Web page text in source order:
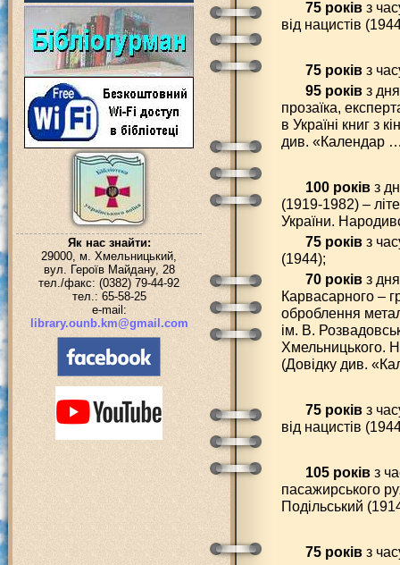
Як нас знайти:
29000, м. Хмельницький,
вул. Героїв Майдану, 28
тел./факс: (0382) 79-44-92
тел.: 65-58-25
e-mail:
library.ounb.km@gmail.com
75 роківз
від нацистів
75 роківз
95 роківз
прозаїка,
в Україні книг з
див. «Календар
100 роківз
(1919-1982) –
України.
75 роківз
(1944);
70 роківз
Карвасарного –
оброблення
ім. В.
Хмельницького.
(Довідку див.
75 роківз
від нацистів
105 роківз
пасажирського
Подільський
75 роківз